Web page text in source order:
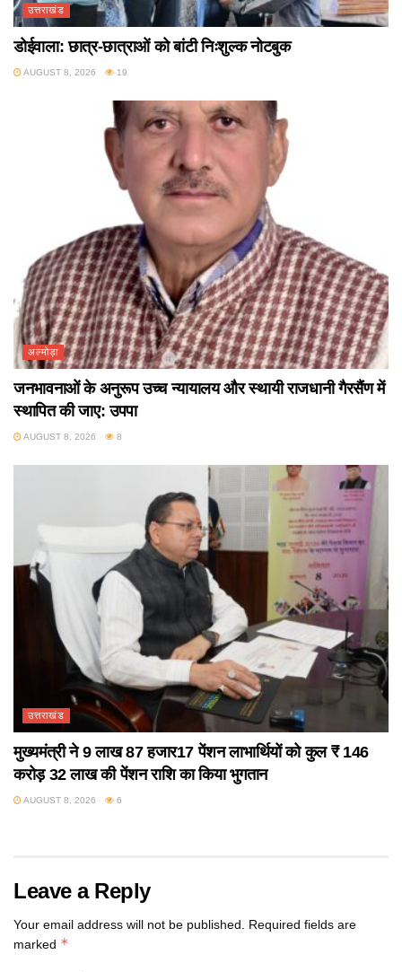
उत्तराखंड
डोईवाला: छात्र-छात्राओं को बांटी निःशुल्क नोटबुक
AUGUST 8, 2026 19
अल्मोड़ा
जनभावनाओं के अनुरूप उच्च न्यायालय और स्थायी राजधानी गैरसैंण में
स्थापित की जाए: उपपा
AUGUST 8, 2026 8
उत्तराखंड
मुख्यमंत्री ने 9 लाख 87 हजार17 पेंशन लाभार्थियों को कुल ₹ 146
करोड़ 32 लाख की पेंशन राशि का किया भुगतान
AUGUST 8, 2026 6
Leave a Reply
Your email address will not be published. Required fields are
marked *